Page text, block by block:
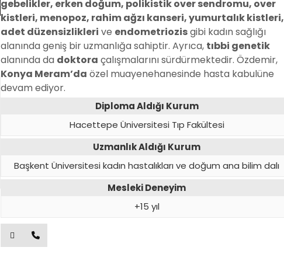
gebelikler, erken doğum, polikistik over sendromu, over
kistleri, menopoz, rahim ağzı kanseri, yumurtalık kistleri,
adet düzensizlikleri ve endometriozisgibi kadın sağlığı
alanında geniş bir uzmanlığa sahiptir. Ayrıca, tıbbi genetik
alanında da doktora çalışmalarını sürdürmektedir. Özdemir,
Konya Meram’da özel muayenehanesinde hasta kabulüne
devam ediyor.
Diploma Aldığı Kurum
Hacettepe Üniversitesi Tıp Fakültesi
Uzmanlık Aldığı Kurum
Başkent Üniversitesi kadın hastalıkları ve doğum ana bilim dalı
Mesleki Deneyim
+15 yıl